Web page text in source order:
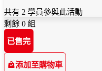
共有 2 學員參與此活動
剩餘 0 組
已售完
添加至購物車